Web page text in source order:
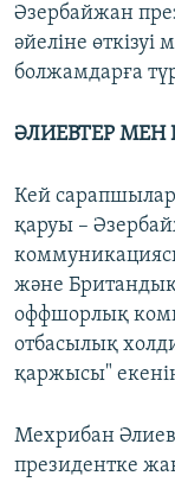
Әзербайжан
әйеліне
болжамдарға
ӘЛИЕВТЕР МЕН
Кей
қаруы –
және
оффшорлық
отбасылық
қаржысы"
Мехрибан
президентке